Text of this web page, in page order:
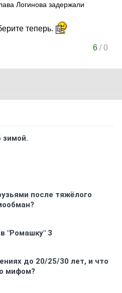
Логинова задержали
теперь.
6/0
зимой.
после тяжёлого
"Ромашку" 3
до 20/25/30 лет, и что
мифом?